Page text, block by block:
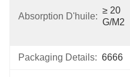
Absorption D'huile:
≥ 20
G/m2
Packaging Details: 6666